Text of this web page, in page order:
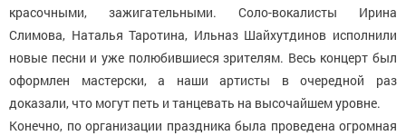
красочными, зажигательными. Соло-вокалисты Ирина
Слимова, Наталья Таротина, Ильназ Шайхутдинов исполнили
новые песни и уже полюбившиеся зрителям. Весь концерт был
оформлен мастерски, а наши артисты в очередной раз
доказали, что могут петь и танцевать на высочайшем уровне.
Конечно, по организации праздника была проведена огромная